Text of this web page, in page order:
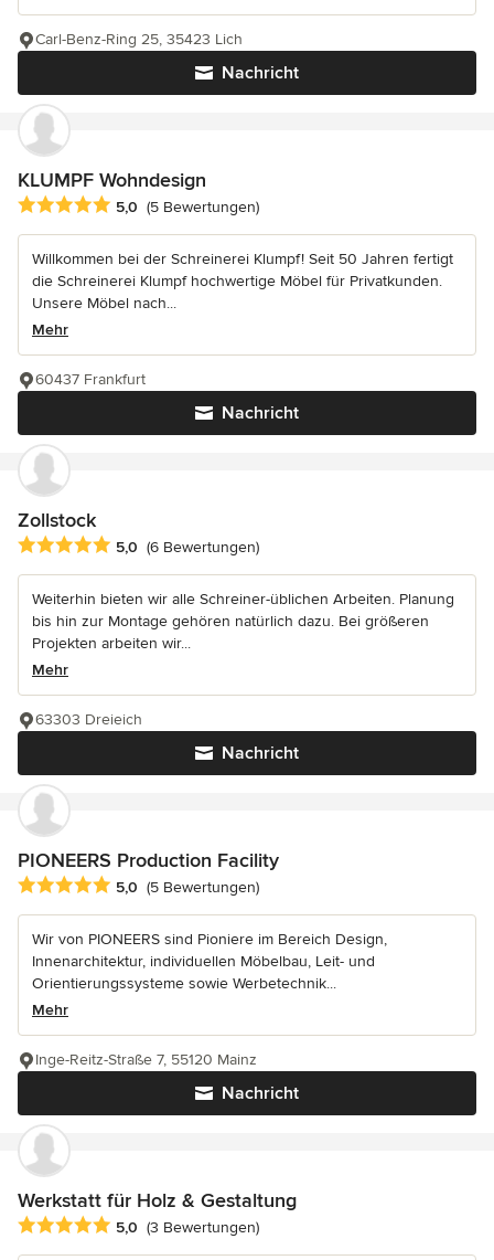
Nachricht
Carl-Benz-Ring 25, 35423 Lich
KLUMPF Wohndesign
Durchschnittliche Bewertung: 5 von 5 Sternen
5,0 (5 Bewertungen)
Willkommen bei der Schreinerei Klumpf! Seit 50 Jahren fertigt
die Schreinerei Klumpf hochwertige Möbel für Privatkunden.
Unsere Möbel nach...
Mehr
Nachricht
60437 Frankfurt
Zollstock
Durchschnittliche Bewertung: 5 von 5 Sternen
5,0 (6 Bewertungen)
Weiterhin bieten wir alle Schreiner-üblichen Arbeiten. Planung
bis hin zur Montage gehören natürlich dazu. Bei größeren
Projekten arbeiten wir...
Mehr
Nachricht
63303 Dreieich
PIONEERS Production Facility
Durchschnittliche Bewertung: 5 von 5 Sternen
5,0 (5 Bewertungen)
Wir von PIONEERS sind Pioniere im Bereich Design,
Innenarchitektur, individuellen Möbelbau, Leit- und
Orientierungssysteme sowie Werbetechnik...
Mehr
Nachricht
Inge-Reitz-Straße 7, 55120 Mainz
Werkstatt für Holz & Gestaltung
Durchschnittliche Bewertung: 5 von 5 Sternen
5,0 (3 Bewertungen)